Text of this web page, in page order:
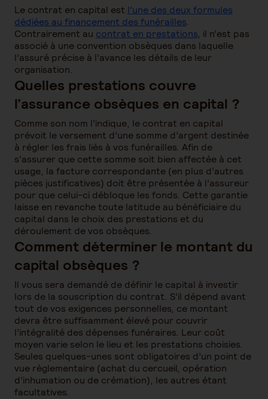
Le contrat en capital est l’une des deux formules
dédiées au financement des funérailles.
Contrairement au contrat en prestations, il n’est pas
associé à une convention obsèques dans laquelle
l’assuré précise à l’avance les détails de leur
organisation.
Quelles prestations couvre
l’assurance obsèques en capital ?
Comme son nom l’indique, le contrat en capital
prévoit le versement d’une somme d’argent destinée
à régler les frais liés à vos funérailles. Afin de
s’assurer que cette somme soit bien affectée à cet
usage, la facture correspondante (en plus d’autres
pièces justificatives) doit être présentée à l’assureur
pour que celui-ci débloque les fonds. Cette garantie
laisse en revanche toute latitude au bénéficiaire du
capital dans le choix des prestations et du
déroulement de vos obsèques.
Comment déterminer le montant du
capital obsèques ?
Il vous sera demandé de définir le capital à investir
lors de la souscription du contrat. S’il dépend avant
tout de vos exigences personnelles, ce montant
devra être suffisamment élevé pour couvrir
l’intégralité des dépenses funéraires. Leur coût
moyen varie selon le lieu et les prestations choisies.
Seules quelques-unes sont obligatoires d’un point de
vue règlementaire (achat du cercueil, opération
d’inhumation ou de crémation), les autres étant
facultatives.